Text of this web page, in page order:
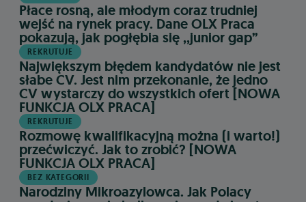
Płace rosną, ale młodym coraz trudniej
wejść na rynek pracy. Dane OLX Praca
pokazują, jak pogłębia się ,,junior gap”
REKRUTUJE
Największym błędem kandydatów nie jest
słabe CV. Jest nim przekonanie, że jedno
CV wystarczy do wszystkich ofert [NOWA
FUNKCJA OLX PRACA]
REKRUTUJE
Rozmowę kwalifikacyjną można (i warto!)
przećwiczyć. Jak to zrobić? [NOWA
FUNKCJA OLX PRACA]
BEZ KATEGORII
Narodziny Mikroazylowca. Jak Polacy